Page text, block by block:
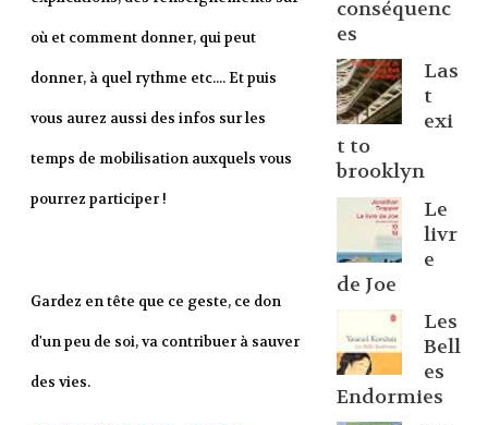
où et comment donner, qui peut
donner, à quel rythme etc.... Et puis
vous aurez aussi des infos sur les
temps de mobilisation auxquels vous
pourrez participer !
Gardez en tête que ce geste, ce don
d'un peu de soi, va contribuer à sauver
des vies.
conséquenc
es
Las
t
exi
t to
brooklyn
Le
livr
e
de Joe
Les
Bell
es
Endormies